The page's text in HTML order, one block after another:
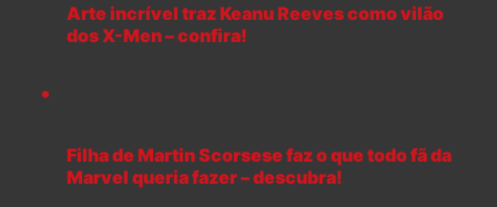
Arte incrível traz Keanu Reeves como vilão
dos X-Men – confira!
Filha de Martin Scorsese faz o que todo fã da
Marvel queria fazer – descubra!